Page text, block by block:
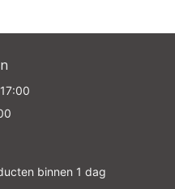
binnen 1 dag